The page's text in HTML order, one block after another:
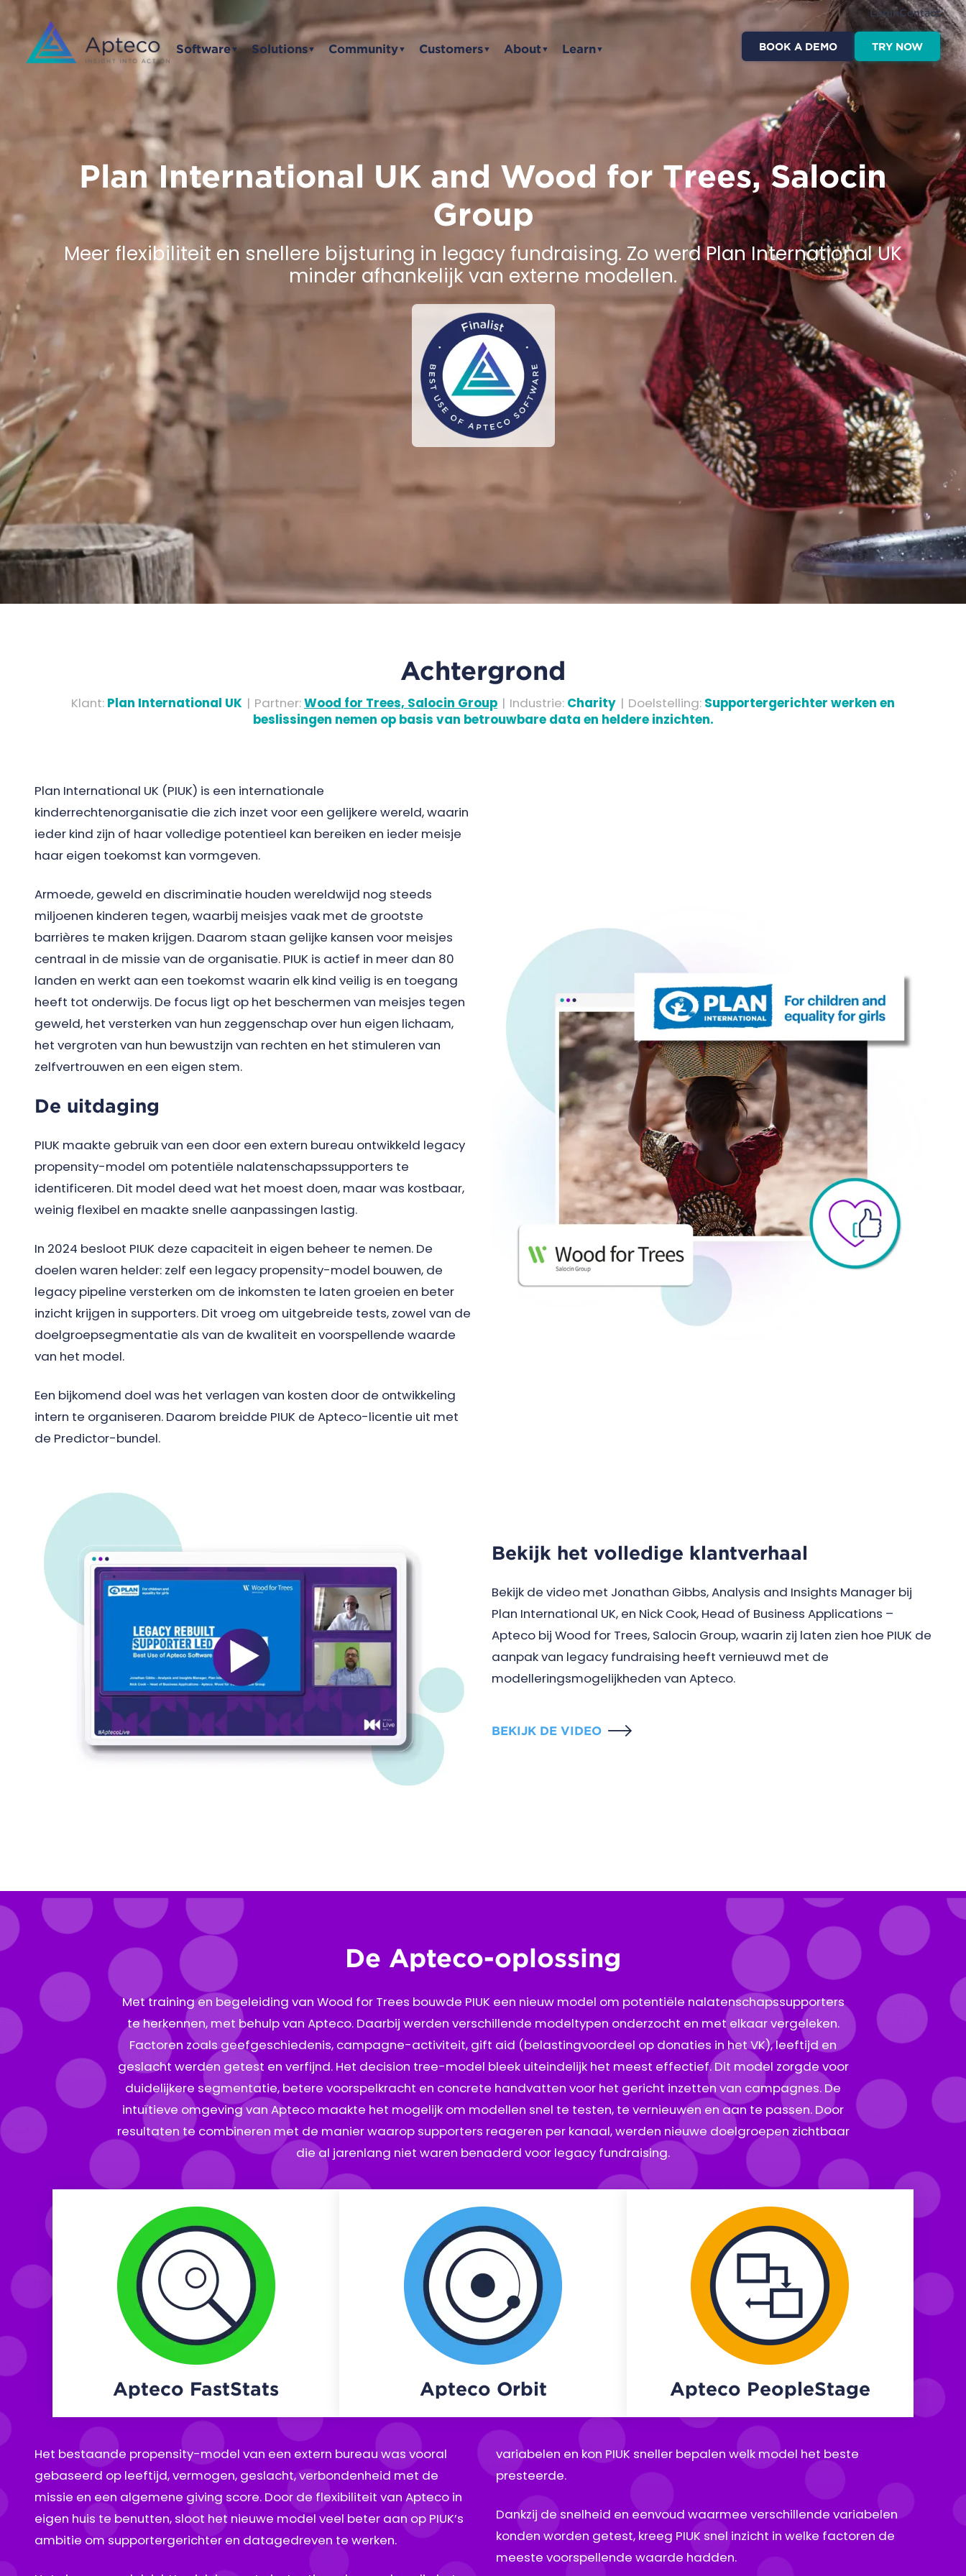
LoginContact
Software▼ Solutions▼ Community▼ Customers▼ About▼ Learn▼ BOOK A DEMO TRY NOW
Plan International UK and Wood for Trees, Salocin
Group
Meer flexibiliteit en snellere bijsturing in legacy fundraising. Zo werd Plan International UK
minder afhankelijk van externe modellen.
Achtergrond
Klant: Plan International UK | Partner:Wood for Trees, Salocin Group | Industrie: Charity | Doelstelling: Supportergerichter werken en
beslissingen nemen op basis van betrouwbare data en heldere inzichten.
Plan International UK (PIUK) is een internationale
kinderrechtenorganisatie die zich inzet voor een gelijkere wereld, waarin
ieder kind zijn of haar volledige potentieel kan bereiken en ieder meisje
haar eigen toekomst kan vormgeven.
Armoede, geweld en discriminatie houden wereldwijd nog steeds
miljoenen kinderen tegen, waarbij meisjes vaak met de grootste
barrières te maken krijgen. Daarom staan gelijke kansen voor meisjes
centraal in de missie van de organisatie. PIUK is actief in meer dan 80
landen en werkt aan een toekomst waarin elk kind veilig is en toegang
heeft tot onderwijs. De focus ligt op het beschermen van meisjes tegen
geweld, het versterken van hun zeggenschap over hun eigen lichaam,
het vergroten van hun bewustzijn van rechten en het stimuleren van
zelfvertrouwen en een eigen stem.
De uitdaging
PIUK maakte gebruik van een door een extern bureau ontwikkeld legacy
propensity-model om potentiële nalatenschapssupporters te
identificeren. Dit model deed wat het moest doen, maar was kostbaar,
weinig flexibel en maakte snelle aanpassingen lastig.
In 2024 besloot PIUK deze capaciteit in eigen beheer te nemen. De
doelen waren helder: zelf een legacy propensity-model bouwen, de
legacy pipeline versterken om de inkomsten te laten groeien en beter
inzicht krijgen in supporters. Dit vroeg om uitgebreide tests, zowel van de
doelgroepsegmentatie als van de kwaliteit en voorspellende waarde
van het model.
Een bijkomend doel was het verlagen van kosten door de ontwikkeling
intern te organiseren. Daarom breidde PIUK de Apteco-licentie uit met
de Predictor-bundel.
Bekijk het volledige klantverhaal
Bekijk de video met Jonathan Gibbs, Analysis and Insights Manager bij
Plan International UK, en Nick Cook, Head of Business Applications –
Apteco bij Wood for Trees, Salocin Group, waarin zij laten zien hoe PIUK de
aanpak van legacy fundraising heeft vernieuwd met de
modelleringsmogelijkheden van Apteco.
BEKIJK DE VIDEO
De Apteco-oplossing
Met training en begeleiding van Wood for Trees bouwde PIUK een nieuw model om potentiële nalatenschapssupporters
te herkennen, met behulp van Apteco. Daarbij werden verschillende modeltypen onderzocht en met elkaar vergeleken.
Factoren zoals geefgeschiedenis, campagne-activiteit, gift aid (belastingvoordeel op donaties in het VK), leeftijd en
geslacht werden getest en verfijnd. Het decision tree-model bleek uiteindelijk het meest effectief. Dit model zorgde voor
duidelijkere segmentatie, betere voorspelkracht en concrete handvatten voor het gericht inzetten van campagnes. De
intuïtieve omgeving van Apteco maakte het mogelijk om modellen snel te testen, te vernieuwen en aan te passen. Door
resultaten te combineren met de manier waarop supporters reageren per kanaal, werden nieuwe doelgroepen zichtbaar
die al jarenlang niet waren benaderd voor legacy fundraising.
Apteco FastStats Apteco Orbit Apteco PeopleStage
Het bestaande propensity-model van een extern bureau was vooral
gebaseerd op leeftijd, vermogen, geslacht, verbondenheid met de
missie en een algemene giving score. Door de flexibiliteit van Apteco in
eigen huis te benutten, sloot het nieuwe model veel beter aan op PIUK’s
ambitie om supportergerichter en datagedreven te werken.
variabelen en kon PIUK sneller bepalen welk model het beste
presteerde.
Dankzij de snelheid en eenvoud waarmee verschillende variabelen
konden worden getest, kreeg PIUK snel inzicht in welke factoren de
meeste voorspellende waarde hadden.